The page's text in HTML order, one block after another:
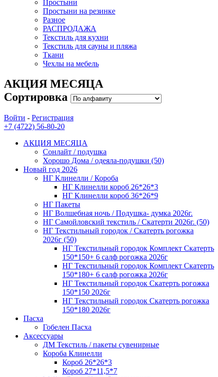
Простыни
Простыни на резинке
Разное
РАСПРОДАЖА
Текстиль для кухни
Текстиль для сауны и пляжа
Ткани
Чехлы на мебель
АКЦИЯ МЕСЯЦА
Сортировка
Войти - Регистрация
+7 (4722) 56-80-20
АКЦИЯ МЕСЯЦА
Сонлайт / подушка
Хорошо Дома / одеяла-подушки (50)
Новый год 2026
НГ Клинелли / Короба
НГ Клинелли короб 26*26*3
НГ Клинелли короб 36*26*9
НГ Пакеты
НГ Волшебная ночь / Подушка- думка 2026г.
НГ Самойловский текстиль / Скатерти 2026г. (50)
НГ Текстильный городок / Скатерть рогожка
2026г (50)
НГ Текстильный городок Комплект Скатерть
150*150+ 6 салф рогожка 2026г
НГ Текстильный городок Комплект Скатерть
150*180+ 6 салф рогожка 2026г
НГ Текстильный городок Скатерть рогожка
150*150 2026г
НГ Текстильный городок Скатерть рогожка
150*180 2026г
Пасха
Гобелен Пасха
Аксессуары
ДМ Текстиль / пакеты сувенирные
Короба Клинелли
Короб 26*26*3
Короб 27*11,5*7